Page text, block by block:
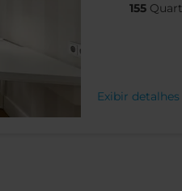
155
Exibir detalhes